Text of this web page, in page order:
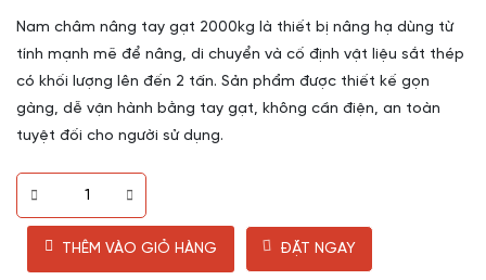
Nam châm nâng tay gạt 2000kg là thiết bị nâng hạ dùng từ
tính mạnh mẽ để nâng, di chuyển và cố định vật liệu sắt thép
có khối lượng lên đến 2 tấn. Sản phẩm được thiết kế gọn
gàng, dễ vận hành bằng tay gạt, không cần điện, an toàn
tuyệt đối cho người sử dụng.
THÊM VÀO GIỎ HÀNG ĐẶT NGAY